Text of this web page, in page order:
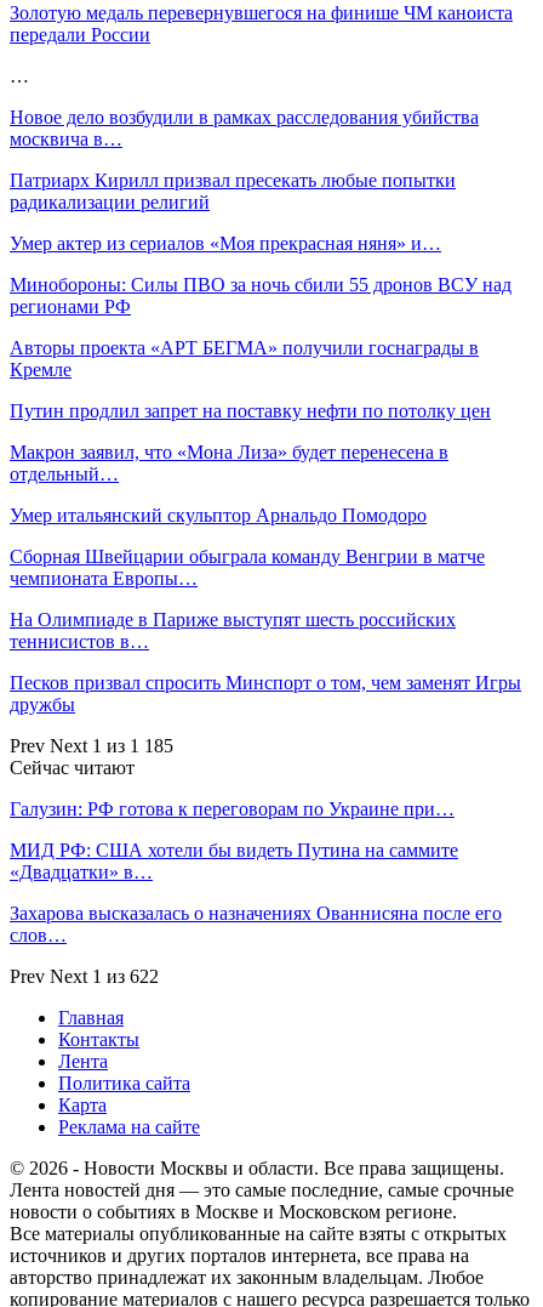
Золотую медаль перевернувшегося на финише ЧМ каноиста
передали России
…
Новое дело возбудили в рамках расследования убийства
москвича в…
Патриарх Кирилл призвал пресекать любые попытки
радикализации религий
Умер актер из сериалов «Моя прекрасная няня» и…
Минобороны: Силы ПВО за ночь сбили 55 дронов ВСУ над
регионами РФ
Авторы проекта «АРТ БЕГМА» получили госнаграды в
Кремле
Путин продлил запрет на поставку нефти по потолку цен
Макрон заявил, что «Мона Лиза» будет перенесена в
отдельный…
Умер итальянский скульптор Арнальдо Помодоро
Сборная Швейцарии обыграла команду Венгрии в матче
чемпионата Европы…
На Олимпиаде в Париже выступят шесть российских
теннисистов в…
Песков призвал спросить Минспорт о том, чем заменят Игры
дружбы
Prev Next 1 из 1 185
Сейчас читают
Галузин: РФ готова к переговорам по Украине при…
МИД РФ: США хотели бы видеть Путина на саммите
«Двадцатки» в…
Захарова высказалась о назначениях Ованнисяна после его
слов…
Prev Next 1 из 622
Главная
Контакты
Лента
Политика сайта
Карта
Реклама на сайте
© 2026 - Новости Москвы и области. Все права защищены.
Лента новостей дня — это самые последние, самые срочные
новости о событиях в Москве и Московском регионе.
Все материалы опубликованные на сайте взяты с открытых
источников и других порталов интернета, все права на
авторство принадлежат их законным владельцам. Любое
копирование материалов с нашего ресурса разрешается только